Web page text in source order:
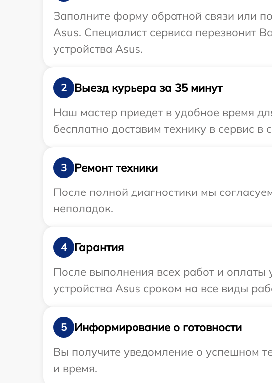
Заполните форму обратной связи или
Asus. Специалист сервиса перезвонит
устройства Asus.
2
Выезд курьера за 35 минут
Наш мастер приедет в удобное время
бесплатно доставим технику в сервис в
3
Ремонт техники
После полной диагностики мы
неполадок.
4
Гарантия
После выполнения всех работ и
устройства Asus сроком на все виды
5
Информирование о готовности
Вы получите уведомление о успешном
и время.